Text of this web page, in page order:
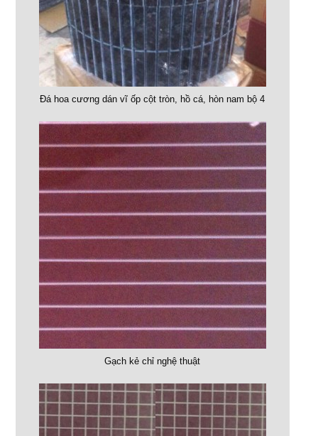
Đá hoa cương dán vĩ ốp cột tròn, hồ cá, hòn nam bộ 4
Gạch kẻ chỉ nghệ thuật